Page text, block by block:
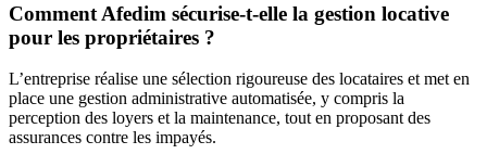
Comment Afedim sécurise-t-elle la gestion locative
pour les propriétaires ?
L’entreprise réalise une sélection rigoureuse des locataires et met en
place une gestion administrative automatisée, y compris la
perception des loyers et la maintenance, tout en proposant des
assurances contre les impayés.